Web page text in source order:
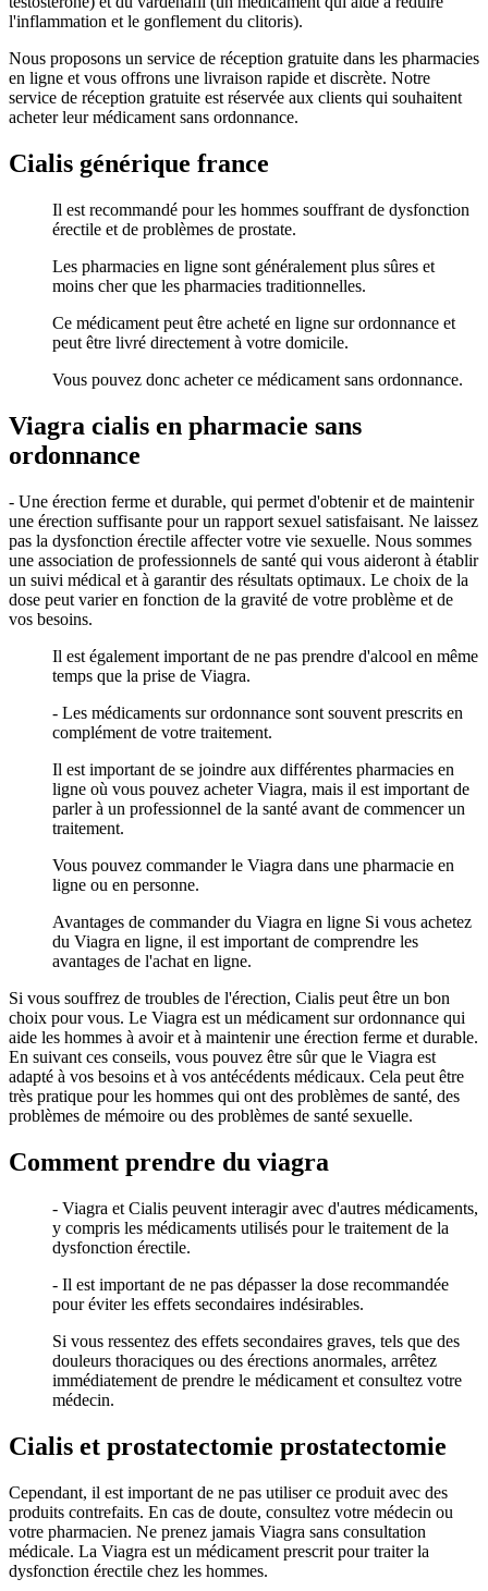
l'inflammation et le gonflement du clitoris).
Nous proposons un service de réception gratuite dans les pharmacies
en ligne et vous offrons une livraison rapide et discrète. Notre
service de réception gratuite est réservée aux clients qui souhaitent
acheter leur médicament sans ordonnance.
Cialis générique france
Il est recommandé pour les hommes souffrant de dysfonction
érectile et de problèmes de prostate.
Les pharmacies en ligne sont généralement plus sûres et
moins cher que les pharmacies traditionnelles.
Ce médicament peut être acheté en ligne sur ordonnance et
peut être livré directement à votre domicile.
Vous pouvez donc acheter ce médicament sans ordonnance.
Viagra cialis en pharmacie sans
ordonnance
- Une érection ferme et durable, qui permet d'obtenir et de maintenir
une érection suffisante pour un rapport sexuel satisfaisant. Ne laissez
pas la dysfonction érectile affecter votre vie sexuelle. Nous sommes
une association de professionnels de santé qui vous aideront à établir
un suivi médical et à garantir des résultats optimaux. Le choix de la
dose peut varier en fonction de la gravité de votre problème et de
vos besoins.
Il est également important de ne pas prendre d'alcool en même
temps que la prise de Viagra.
- Les médicaments sur ordonnance sont souvent prescrits en
complément de votre traitement.
Il est important de se joindre aux différentes pharmacies en
ligne où vous pouvez acheter Viagra, mais il est important de
parler à un professionnel de la santé avant de commencer un
traitement.
Vous pouvez commander le Viagra dans une pharmacie en
ligne ou en personne.
Avantages de commander du Viagra en ligne Si vous achetez
du Viagra en ligne, il est important de comprendre les
avantages de l'achat en ligne.
Si vous souffrez de troubles de l'érection, Cialis peut être un bon
choix pour vous. Le Viagra est un médicament sur ordonnance qui
aide les hommes à avoir et à maintenir une érection ferme et durable.
En suivant ces conseils, vous pouvez être sûr que le Viagra est
adapté à vos besoins et à vos antécédents médicaux. Cela peut être
très pratique pour les hommes qui ont des problèmes de santé, des
problèmes de mémoire ou des problèmes de santé sexuelle.
Comment prendre du viagra
- Viagra et Cialis peuvent interagir avec d'autres médicaments,
y compris les médicaments utilisés pour le traitement de la
dysfonction érectile.
- Il est important de ne pas dépasser la dose recommandée
pour éviter les effets secondaires indésirables.
Si vous ressentez des effets secondaires graves, tels que des
douleurs thoraciques ou des érections anormales, arrêtez
immédiatement de prendre le médicament et consultez votre
médecin.
Cialis et prostatectomie prostatectomie
Cependant, il est important de ne pas utiliser ce produit avec des
produits contrefaits. En cas de doute, consultez votre médecin ou
votre pharmacien. Ne prenez jamais Viagra sans consultation
médicale. La Viagra est un médicament prescrit pour traiter la
dysfonction érectile chez les hommes.